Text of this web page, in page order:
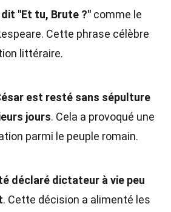
dit "Et tu, Brute ?" comme le
Cette phrase célèbre
littéraire.
est resté sans sépulture
jours. Cela a provoqué une
parmi le peuple romain.
déclaré dictateur à vie peu
. Cette décision a alimenté les